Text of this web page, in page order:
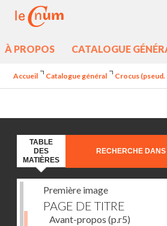
À PROPOS CATALOGUE
Accueil Catalogue général Crocus
TABLE
DES
MATIÈRES
RECHERCHE
Première image
PAGE DE TITRE
Avant-propos (p.r5)